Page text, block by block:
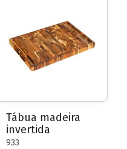
Tábua madeira
invertida
933